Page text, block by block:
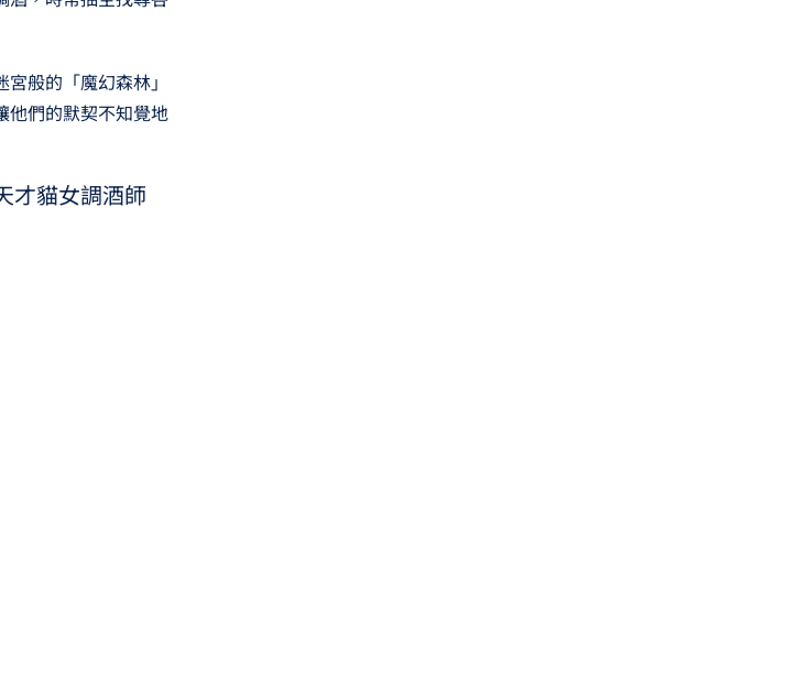
般的「魔幻森林」
他們的默契不知覺地
才貓女調酒師